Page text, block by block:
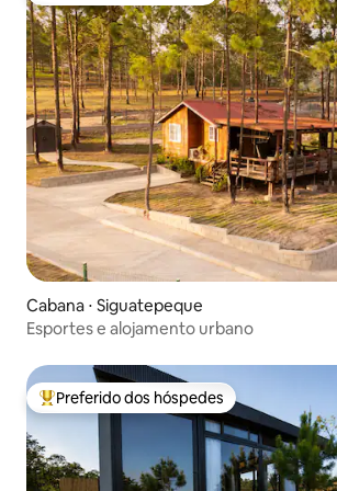
Cabana ⋅ Siguatepeque
Esportes e alojamento urbano
Entre os melhores preferidos dos hóspedes
Preferido dos hóspedes